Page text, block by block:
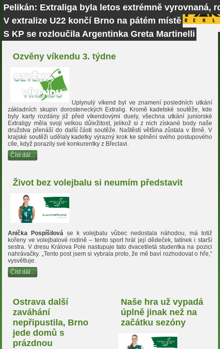
Pelikán: Extraliga byla letos extrémně vyrovnaná,
V extralize U22 končí Brno na pátém místě
S KP se rozloučila Argentinka Greta Martinelli
Ozvěny víkendu 3. týdne
Uplynulý víkend byl ve znamení posledních utkání
základních skupin dorosteneckých Extralig. Kromě kadetské soutěže, kde
byly karty rozdány již před víkendovými duely, všechna utkání juniorské
Extraligy měla svoji velkou důležitost, jelikož si z nich získané body naše
družstva přenáší do další části soutěže. Naštěstí většina zůstala v Brně. V
krajské soutěži udělaly kadetky výrazný krok ke splnění svého postupového
cíle, když porazily své konkurentky z Břeclavi.
Číst dál...
Život bez volejbalu si neumím představit
Anička Pospíšilová se k volejbalu vůbec nedostala náhodou, má totiž
kořeny ve volejbalové rodině – tento sport hrál její dědeček, tatínek i starší
sestra. V dresu Králova Pole nastupuje tato dvacetiletá studentka na pozici
nahrávačky. „Tento post jsem si vybrala proto, že mě baví rozhodovat o hře,“
vysvětluje.
Číst dál...
Ostrava další
zaváhání
nepřipustila, Brno
jede domů s
prázdnou
Naše hra už vypadá
úplně jinak než na
začátku sezóny